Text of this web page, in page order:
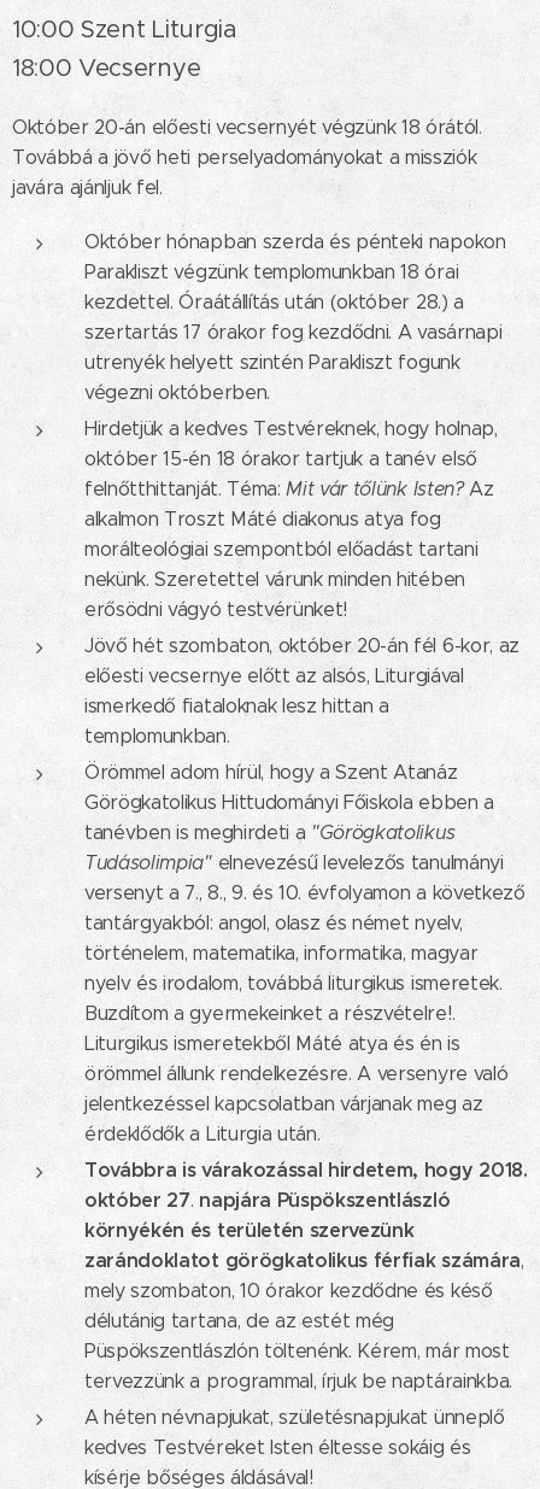
10:00 Szent Liturgia
18:00 Vecsernye
Október 20-án előesti vecsernyét végzünk 18 órától.
Továbbá a jövő heti perselyadományokat a missziók
javára ajánljuk fel.
Október hónapban szerda és pénteki napokon
Parakliszt végzünk templomunkban 18 órai
kezdettel. Óraátállítás után (október 28.) a
szertartás 17 órakor fog kezdődni. A vasárnapi
utrenyék helyett szintén Parakliszt fogunk
végezni októberben.
Hirdetjük a kedves Testvéreknek, hogy holnap,
október 15-én 18 órakor tartjuk a tanév első
felnőtthittanját. Téma:Mit vár tőlünk Isten?Az
alkalmon Troszt Máté diakonus atya fog
morálteológiai szempontból előadást tartani
nekünk. Szeretettel várunk minden hitében
erősödni vágyó testvérünket!
Jövő hét szombaton, október 20-án fél 6-kor, az
előesti vecsernye előtt az alsós, Liturgiával
ismerkedő fiataloknak lesz hittan a
templomunkban.
Örömmel adom hírül, hogy a Szent Atanáz
Görögkatolikus Hittudományi Főiskola ebben a
tanévben is meghirdeti a "Görögkatolikus
Tudásolimpia"elnevezésű levelezős tanulmányi
versenyt a 7., 8., 9. és 10. évfolyamon a következő
tantárgyakból: angol, olasz és német nyelv,
történelem, matematika, informatika, magyar
nyelv és irodalom, továbbá liturgikus ismeretek.
Buzdítom a gyermekeinket a részvételre!.
Liturgikus ismeretekből Máté atya és én is
örömmel állunk rendelkezésre. A versenyre való
jelentkezéssel kapcsolatban várjanak meg az
érdeklődők a Liturgia után.
Továbbra is várakozással hirdetem, hogy 2018.
október 27. napjára Püspökszentlászló
környékén és területén szervezünk
zarándoklatot görögkatolikus férfiak számára,
mely szombaton, 10 órakor kezdődne és késő
délutánig tartana, de az estét még
Püspökszentlászlón töltenénk. Kérem, már most
tervezzünk a programmal, írjuk be naptárainkba.
A héten névnapjukat, születésnapjukat ünneplő
kedves Testvéreket Isten éltesse sokáig és
kísérje bőséges áldásával!